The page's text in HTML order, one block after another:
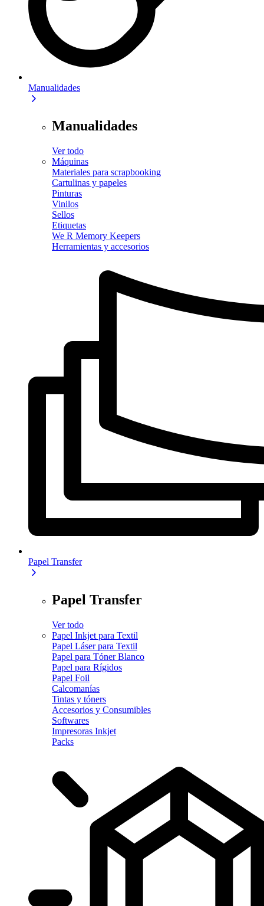
Manualidades
Manualidades
Ver todo
Máquinas
Materiales para scrapbooking
Cartulinas y papeles
Pinturas
Vinilos
Sellos
Etiquetas
We R Memory Keepers
Herramientas y accesorios
Papel Transfer
Papel Transfer
Ver todo
Papel Inkjet para Textil
Papel Láser para Textil
Papel para Tóner Blanco
Papel para Rígidos
Papel Foil
Calcomanías
Tintas y tóners
Accesorios y Consumibles
Softwares
Impresoras Inkjet
Packs